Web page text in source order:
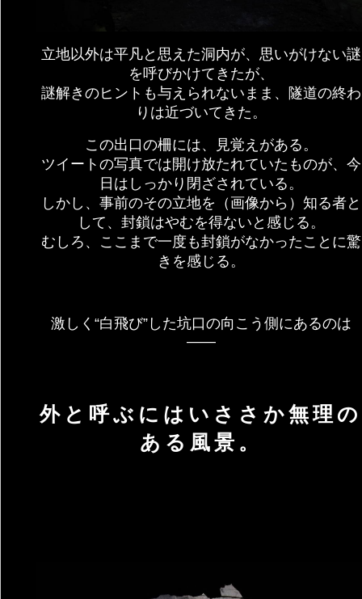
立地以外は平凡と思えた洞内が、思いがけない謎
を呼びかけてきたが、
謎解きのヒントも与えられないまま、隧道の終わ
りは近づいてきた。
この出口の柵には、見覚えがある。
ツイートの写真では開け放たれていたものが、今
日はしっかり閉ざされている。
しかし、事前のその立地を（画像から）知る者と
して、封鎖はやむを得ないと感じる。
むしろ、ここまで一度も封鎖がなかったことに驚
きを感じる。
激しく“白飛び”した坑口の向こう側にあるのは
――
外と呼ぶにはいささか無理の
ある風景。